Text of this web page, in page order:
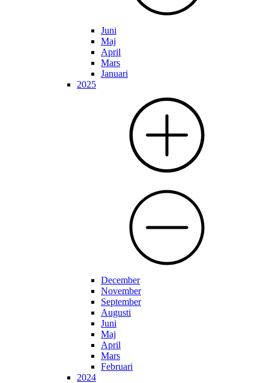
Juni
Maj
April
Mars
Januari
2025
December
November
September
Augusti
Juni
Maj
April
Mars
Februari
2024